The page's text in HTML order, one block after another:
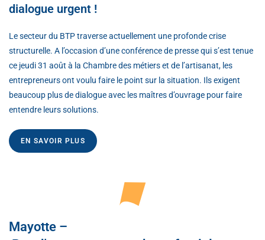
dialogue urgent !
Le secteur du BTP traverse actuellement une profonde crise
structurelle. A l’occasion d’une conférence de presse qui s’est tenue
ce jeudi 31 août à la Chambre des métiers et de l’artisanat, les
entrepreneurs ont voulu faire le point sur la situation. Ils exigent
beaucoup plus de dialogue avec les maîtres d’ouvrage pour faire
entendre leurs solutions.
EN SAVOIR PLUS
Mayotte –